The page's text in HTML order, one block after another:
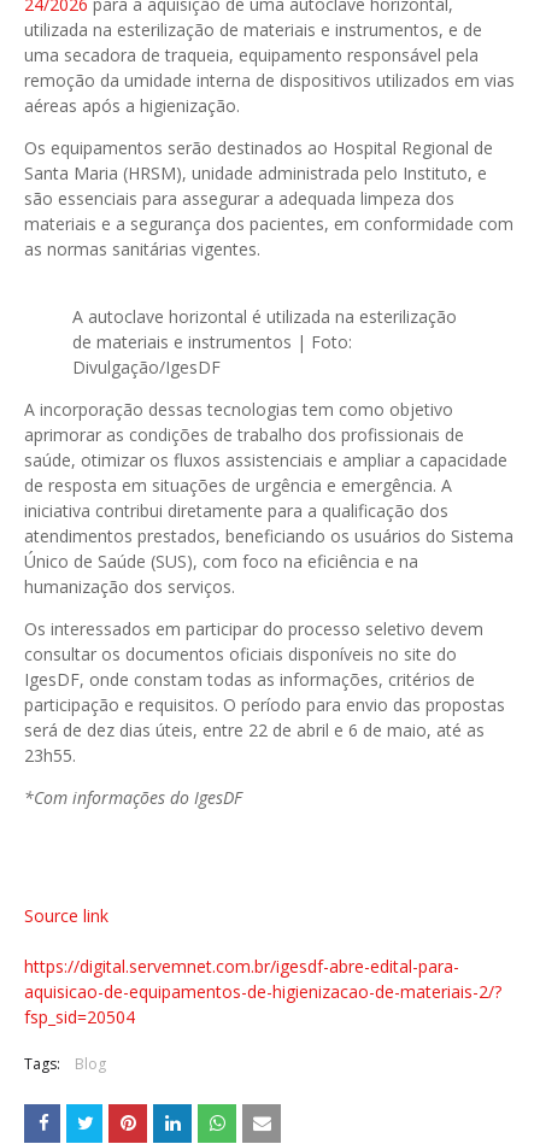
utilizada na esterilização de materiais e instrumentos, e de
uma secadora de traqueia, equipamento responsável pela
remoção da umidade interna de dispositivos utilizados em vias
aéreas após a higienização.
Os equipamentos serão destinados ao Hospital Regional de
Santa Maria (HRSM), unidade administrada pelo Instituto, e
são essenciais para assegurar a adequada limpeza dos
materiais e a segurança dos pacientes, em conformidade com
as normas sanitárias vigentes.
A autoclave horizontal é utilizada na esterilização
de materiais e instrumentos | Foto:
Divulgação/IgesDF
A incorporação dessas tecnologias tem como objetivo
aprimorar as condições de trabalho dos profissionais de
saúde, otimizar os fluxos assistenciais e ampliar a capacidade
de resposta em situações de urgência e emergência. A
iniciativa contribui diretamente para a qualificação dos
atendimentos prestados, beneficiando os usuários do Sistema
Único de Saúde (SUS), com foco na eficiência e na
humanização dos serviços.
Os interessados em participar do processo seletivo devem
consultar os documentos oficiais disponíveis no site do
IgesDF, onde constam todas as informações, critérios de
participação e requisitos. O período para envio das propostas
será de dez dias úteis, entre 22 de abril e 6 de maio, até as
23h55.
*Com informações do IgesDF
Source link
https://digital.servemnet.com.br/igesdf-abre-edital-para-
aquisicao-de-equipamentos-de-higienizacao-de-materiais-2/?
fsp_sid=20504
Tags: Blog